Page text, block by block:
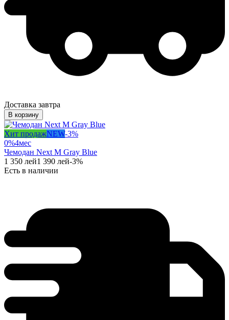
Доставка завтра
В корзину
Хит продажNEW-3%
0%4мес
Чемодан Next M Gray Blue
1 350 лей1 390 лей-3%
Есть в наличии